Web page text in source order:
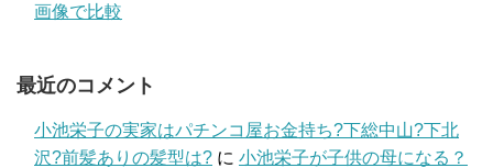
画像で比較
最近のコメント
小池栄子の実家はパチンコ屋お金持ち?下総中山?下北
沢?前髪ありの髪型は? に 小池栄子が子供の母になる？